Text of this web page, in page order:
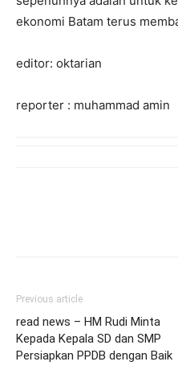
ekonomi Batam terus
editor: oktarian
reporter : muhammad amin
Previous article
read news – HM Rudi Minta
Kepada Kepala SD dan SMP
Persiapkan PPDB dengan Baik